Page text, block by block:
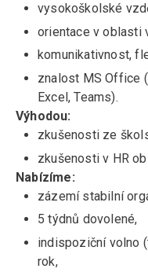
vysokoškolské
orientace v oblasti
komunikativnost,
znalost MS Office
Excel, Teams).
Výhodou:
zkušenosti ze
zkušenosti v HR
Nabízíme:
zázemí stabilní
5 týdnů dovolené,
indispoziční volno
rok,